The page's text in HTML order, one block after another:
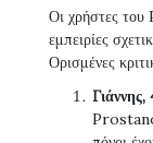
Οι χρήστες του
εμπειρίες
Ορισμένες